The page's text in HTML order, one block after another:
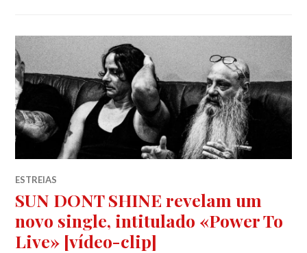
ESTREIAS
SUN DONT SHINE revelam um
novo single, intitulado «Power To
Live» [vídeo-clip]